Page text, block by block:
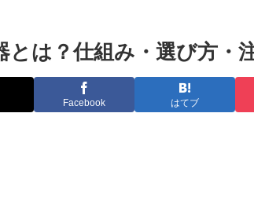
とは？仕組み・選び方・
Facebook はてブ